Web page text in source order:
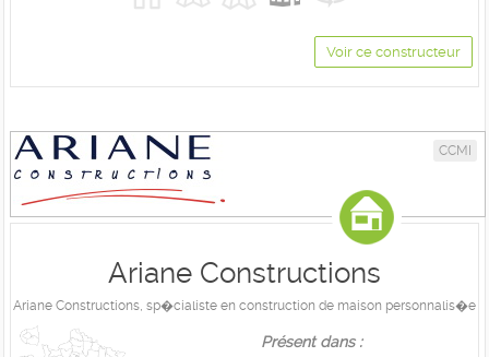
Voir ce constructeur
CCMI
Ariane Constructions
Ariane Constructions, sp�cialiste en construction de maison personnalis�e
Présent dans :